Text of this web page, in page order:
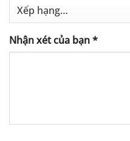
Nhận xét của bạn*